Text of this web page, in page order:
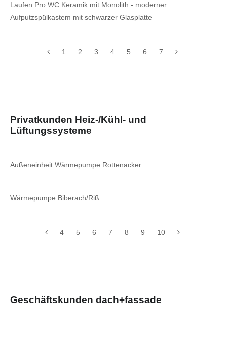
Laufen Pro WC Keramik mit Monolith - moderner
Aufputzspülkastem mit schwarzer Glasplatte
1 2 3 4 5 6 7
Privatkunden Heiz-/Kühl- und
Lüftungssysteme
Außeneinheit Wärmepumpe Rottenacker
Wärmepumpe Biberach/Riß
4 5 6 7 8 9 10
Geschäftskunden dach+fassade